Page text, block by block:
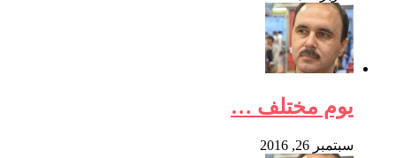
يوم مختلف …
سبتمبر 26, 2016